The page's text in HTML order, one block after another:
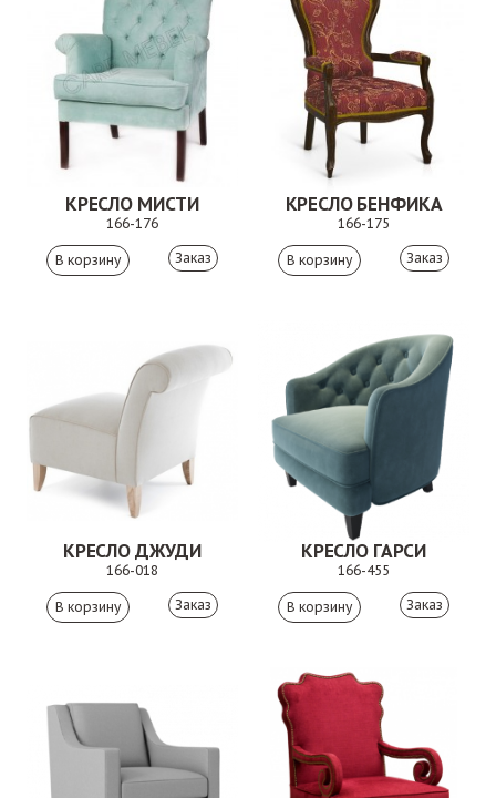
КРЕСЛО МИСТИ
166-176
Заказ
КРЕСЛО БЕНФИКА
166-175
Заказ
КРЕСЛО ДЖУДИ
166-018
Заказ
КРЕСЛО ГАРСИ
166-455
Заказ